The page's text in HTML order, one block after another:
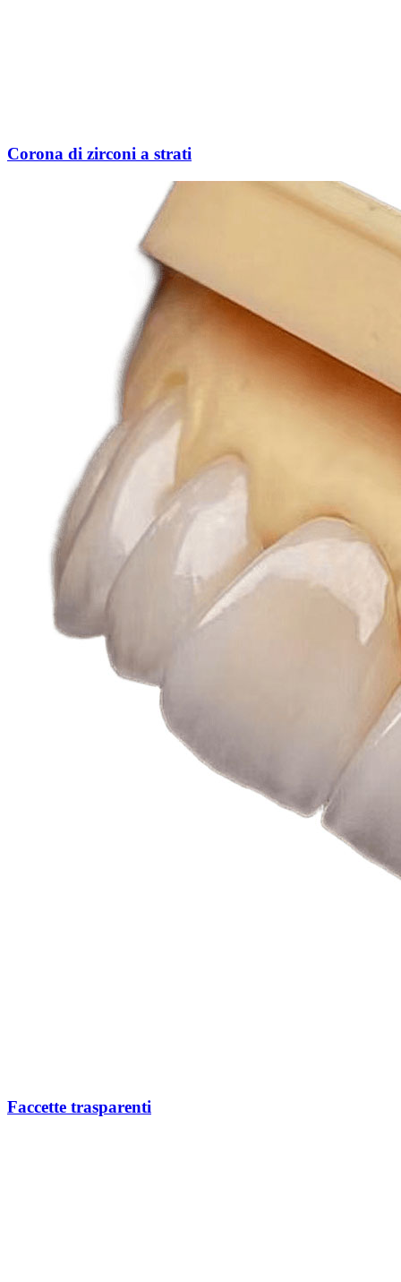
Corona di zirconi a strati
Faccette trasparenti